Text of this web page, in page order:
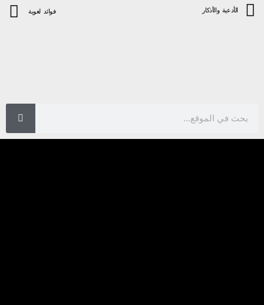
الأدعية والأذكار فوائد لغوية